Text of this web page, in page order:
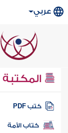
عربي
المكتبة
كتب PDF